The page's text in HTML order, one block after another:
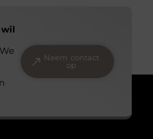
wil
We
Neem contact
op